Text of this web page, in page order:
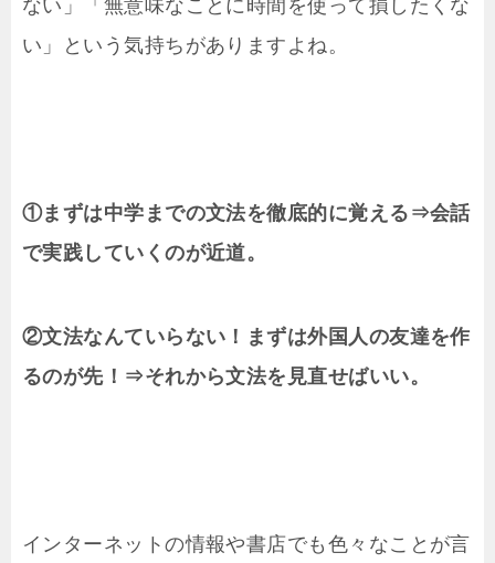
ない」「無意味なことに時間を使って損したくな
い」という気持ちがありますよね。
①まずは中学までの文法を徹底的に覚える⇒会話
で実践していくのが近道。
②文法なんていらない！まずは外国人の友達を作
るのが先！⇒それから文法を見直せばいい。
インターネットの情報や書店でも色々なことが言